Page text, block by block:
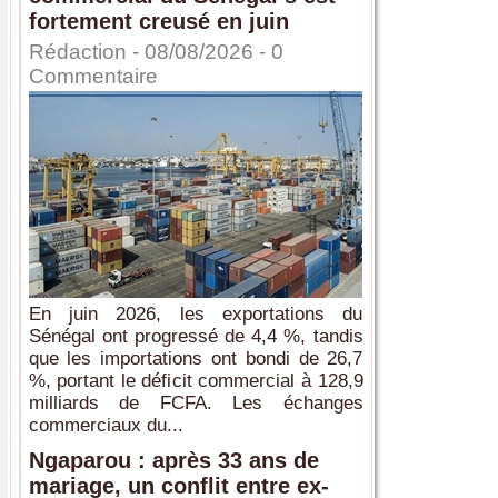
fortement creusé en juin
Rédaction - 08/08/2026 - 0
Commentaire
En juin 2026, les exportations du
Sénégal ont progressé de 4,4 %, tandis
que les importations ont bondi de 26,7
%, portant le déficit commercial à 128,9
milliards de FCFA. Les échanges
commerciaux du...
Ngaparou : après 33 ans de
mariage, un conflit entre ex-